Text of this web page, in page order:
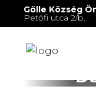
Gölle Község
Petőfi utca 2/b.